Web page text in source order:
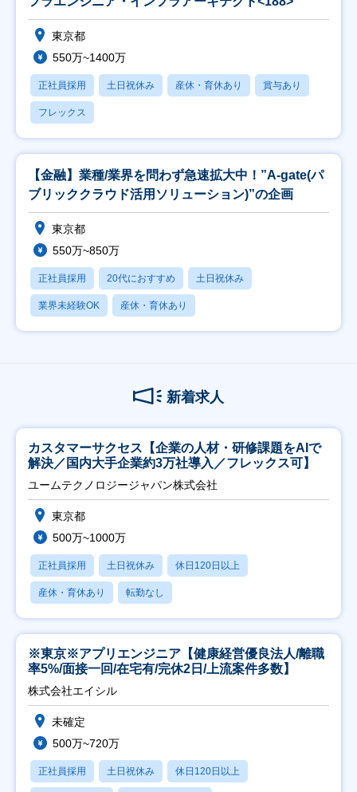
東京都
550万~1400万
正社員採用 土日祝休み 産休・育休あり 賞与あり
フレックス
【金融】業種/業界を問わず急速拡大中！”A-gate(パ
ブリッククラウド活用ソリューション)”の企画
東京都
550万~850万
正社員採用 20代におすすめ 土日祝休み
業界未経験OK 産休・育休あり
新着求人
カスタマーサクセス【企業の人材・研修課題をAIで
解決／国内大手企業約3万社導入／フレックス可】
ユームテクノロジージャパン株式会社
東京都
500万~1000万
正社員採用 土日祝休み 休日120日以上
産休・育休あり 転勤なし
※東京※アプリエンジニア【健康経営優良法人/離職
率5%/面接一回/在宅有/完休2日/上流案件多数】
株式会社エイシル
未確定
500万~720万
正社員採用 土日祝休み 休日120日以上